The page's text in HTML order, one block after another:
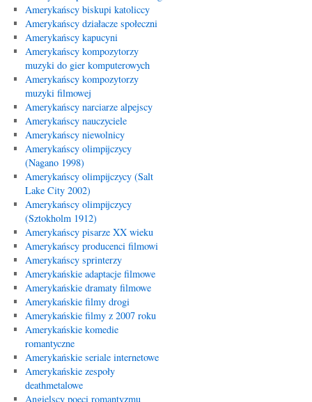
Amerykańscy biskupi katoliccy
Amerykańscy działacze społeczni
Amerykańscy kapucyni
Amerykańscy kompozytorzy
muzyki do gier komputerowych
Amerykańscy kompozytorzy
muzyki filmowej
Amerykańscy narciarze alpejscy
Amerykańscy nauczyciele
Amerykańscy niewolnicy
Amerykańscy olimpijczycy
(Nagano 1998)
Amerykańscy olimpijczycy (Salt
Lake City 2002)
Amerykańscy olimpijczycy
(Sztokholm 1912)
Amerykańscy pisarze XX wieku
Amerykańscy producenci filmowi
Amerykańscy sprinterzy
Amerykańskie adaptacje filmowe
Amerykańskie dramaty filmowe
Amerykańskie filmy drogi
Amerykańskie filmy z 2007 roku
Amerykańskie komedie
romantyczne
Amerykańskie seriale internetowe
Amerykańskie zespoły
deathmetalowe
Angielscy poeci romantyzmu